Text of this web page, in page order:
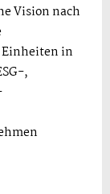
Vision nach
in
,